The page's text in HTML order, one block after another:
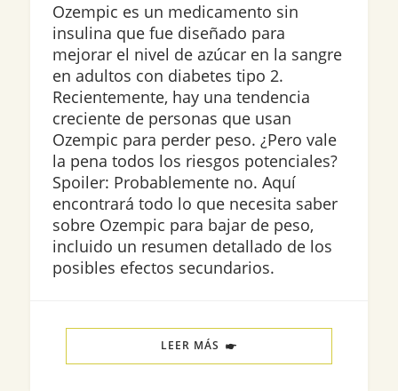
Ozempic es un medicamento sin
insulina que fue diseñado para
mejorar el nivel de azúcar en la sangre
en adultos con diabetes tipo 2.
Recientemente, hay una tendencia
creciente de personas que usan
Ozempic para perder peso. ¿Pero vale
la pena todos los riesgos potenciales?
Spoiler: Probablemente no. Aquí
encontrará todo lo que necesita saber
sobre Ozempic para bajar de peso,
incluido un resumen detallado de los
posibles efectos secundarios.
LEER MÁS